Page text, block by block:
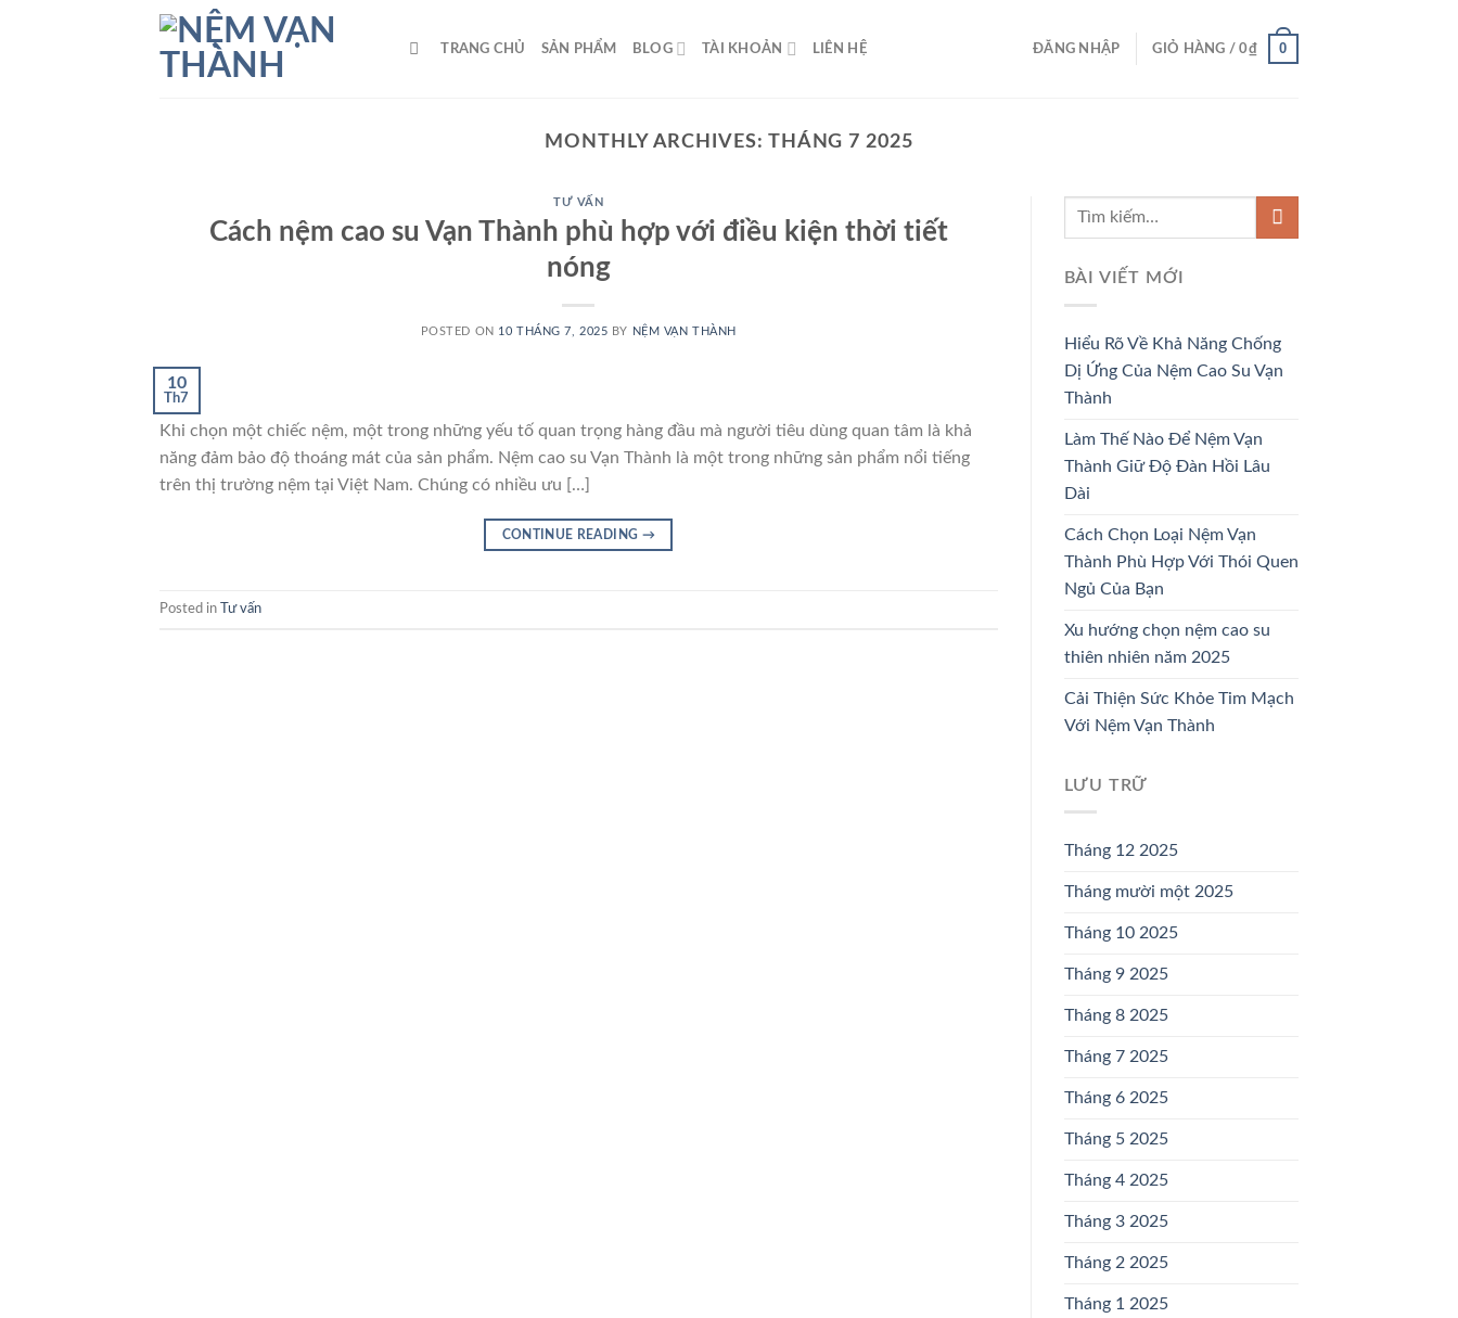
TRANG CHỦ SẢN PHẨM BLOG TÀI KHOẢN LIÊN HỆ ĐĂNG NHẬP GIỎ HÀNG /0₫ 0
MONTHLY ARCHIVES: THÁNG 7 2025
TƯ VẤN
Cách nệm cao su Vạn Thành phù hợp với điều kiện thời tiết
nóng
POSTED ON 10 THÁNG 7, 2025 BY NỆM VẠN THÀNH
10
Th7
Khi chọn một chiếc nệm, một trong những yếu tố quan trọng hàng đầu mà người tiêu dùng quan tâm là khả
năng đảm bảo độ thoáng mát của sản phẩm. Nệm cao su Vạn Thành là một trong những sản phẩm nổi tiếng
trên thị trường nệm tại Việt Nam. Chúng có nhiều ưu […]
CONTINUE READING →
Posted in Tư vấn
BÀI VIẾT MỚI
Hiểu Rõ Về Khả Năng Chống
Dị Ứng Của Nệm Cao Su Vạn
Thành
Làm Thế Nào Để Nệm Vạn
Thành Giữ Độ Đàn Hồi Lâu
Dài
Cách Chọn Loại Nệm Vạn
Thành Phù Hợp Với Thói Quen
Ngủ Của Bạn
Xu hướng chọn nệm cao su
thiên nhiên năm 2025
Cải Thiện Sức Khỏe Tim Mạch
Với Nệm Vạn Thành
LƯU TRỮ
Tháng 12 2025
Tháng mười một 2025
Tháng 10 2025
Tháng 9 2025
Tháng 8 2025
Tháng 7 2025
Tháng 6 2025
Tháng 5 2025
Tháng 4 2025
Tháng 3 2025
Tháng 2 2025
Tháng 1 2025